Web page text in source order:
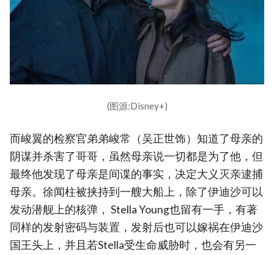
(图源:Disney+)
而峻翼的检察官弟弟峻常（吴正世饰）知道了母亲的
阴谋并杀害了哥哥，虽然母亲说一切都是为了他，但
最终他发现了母亲是间谍的事实，决定大义灭亲逮捕
母亲。徐闻柱被挟持到一艘大船上，除了伊迪沙可以
发动潜舰上的核弹， Stella Young也留有一手，有著
同样的发射密码与装置，发射后也可以嫁祸在伊迪沙
国王头上，并且若Stella受生命威胁时，也会有另一